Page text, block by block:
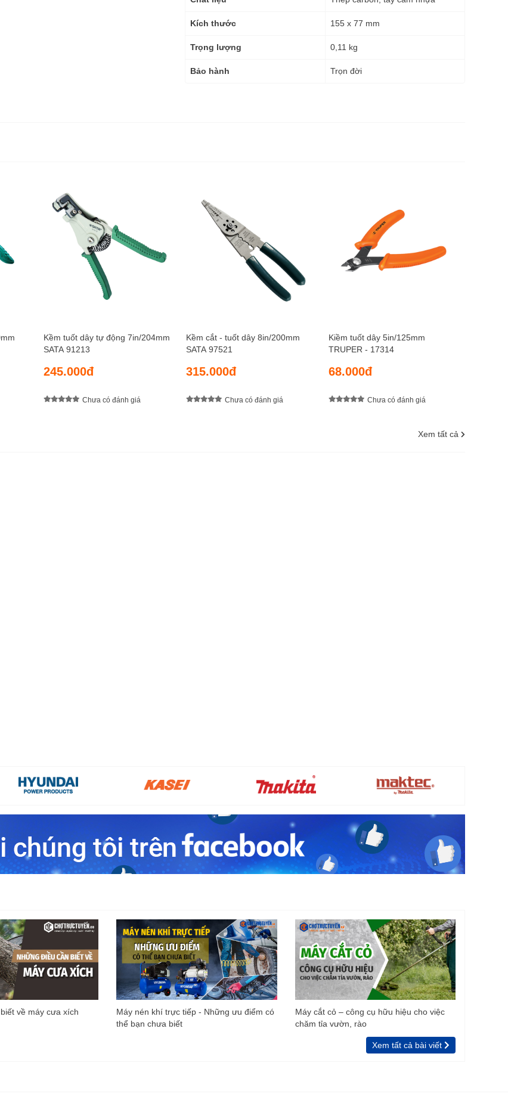
Kích thước 155 x 77 mm
Trọng lượng 0,11 kg
Bảo hành Trọn đời
Kềm tuốt dây tự động 7in/204mm
SATA 91213
245.000đ
Chưa có đánh giá
Kềm cắt - tuốt dây 8in/200mm
SATA 97521
315.000đ
Chưa có đánh giá
Kiềm tuốt dây 5in/125mm
TRUPER - 17314
68.000đ
Chưa có đánh giá
Xem tất cả
về máy cưa xích
Máy nén khí trực tiếp - Những ưu điểm có
thể bạn chưa biết
Máy cắt cỏ – công cụ hữu hiệu cho việc
chăm tỉa vườn, rào
Xem tất cả bài viết